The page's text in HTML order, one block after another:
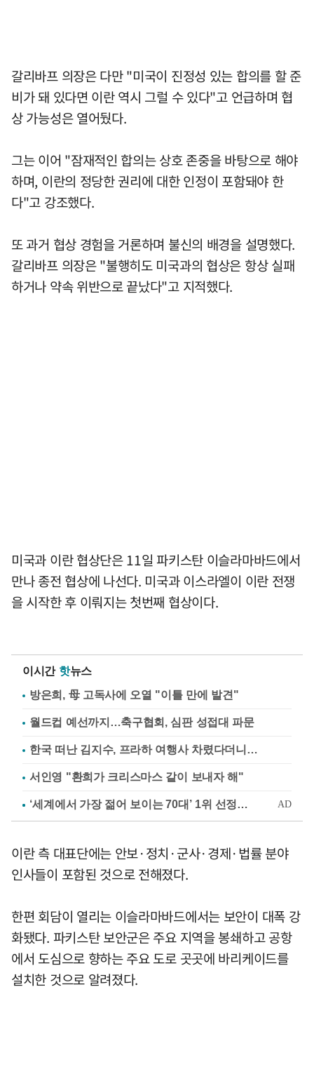
갈리바프 의장은 다만 "미국이 진정성 있는 합의를 할 준
비가 돼 있다면 이란 역시 그럴 수 있다"고 언급하며 협
상 가능성은 열어뒀다.
그는 이어 "잠재적인 합의는 상호 존중을 바탕으로 해야
하며, 이란의 정당한 권리에 대한 인정이 포함돼야 한
다"고 강조했다.
또 과거 협상 경험을 거론하며 불신의 배경을 설명했다.
갈리바프 의장은 "불행히도 미국과의 협상은 항상 실패
하거나 약속 위반으로 끝났다"고 지적했다.
미국과 이란 협상단은 11일 파키스탄 이슬라마바드에서
만나 종전 협상에 나선다. 미국과 이스라엘이 이란 전쟁
을 시작한 후 이뤄지는 첫번째 협상이다.
이시간 핫뉴스
방은희, 母 고독사에 오열 "이틀 만에 발견"
월드컵 예선까지…축구협회, 심판 성접대 파문
한국 떠난 김지수, 프라하 여행사 차렸다더니…
서인영 "환희가 크리스마스 같이 보내자 해"
이란 측 대표단에는 안보·정치·군사·경제·법률 분야
인사들이 포함된 것으로 전해졌다.
한편 회담이 열리는 이슬라마바드에서는 보안이 대폭 강
화됐다. 파키스탄 보안군은 주요 지역을 봉쇄하고 공항
에서 도심으로 향하는 주요 도로 곳곳에 바리케이드를
설치한 것으로 알려졌다.